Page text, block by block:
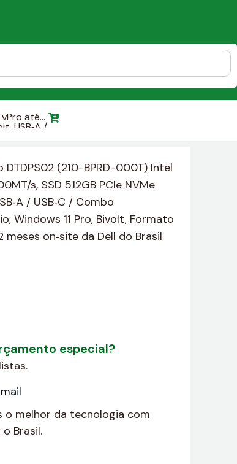
até
USB‑A /
(210-BPRD-000T) Intel
s, SSD 512GB PCIe NVMe
/ USB‑C / Combo
Windows 11 Pro, Bivolt, Formato
meses on‑site da Dell do Brasil
especial?
o melhor da tecnologia com
Brasil.